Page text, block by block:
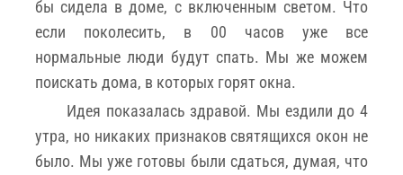
бы сидела в доме, с включенным светом. Что
если поколесить, в 00 часов уже все
нормальные люди будут спать. Мы же можем
поискать дома, в которых горят окна.
Идея показалась здравой. Мы ездили до 4
утра, но никаких признаков святящихся окон не
было. Мы уже готовы были сдаться, думая, что